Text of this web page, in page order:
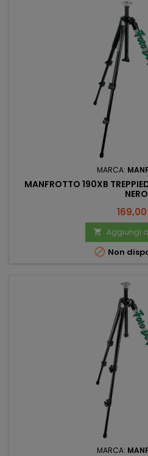
MARCA:
MANFROTTO 190XB
NERO
Prezzo
 Aggiungi
 Non
MARCA: